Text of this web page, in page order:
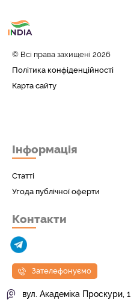
© Всі права захищені 2026
Політика конфіденційності
Карта сайту
Інформація
Статті
Угода публічної оферти
Контакти
Зателефонуємо
вул. Академіка Проскури, 1